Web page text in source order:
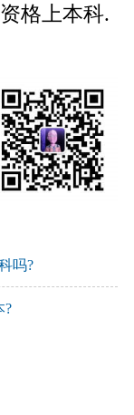
格上本科.
吗?
?